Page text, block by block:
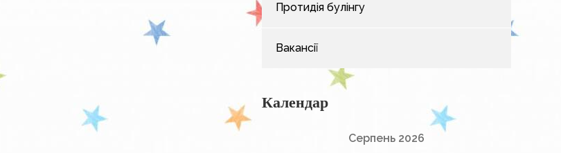
Протидія булінгу
Вакансії
Календар
Серпень 2026